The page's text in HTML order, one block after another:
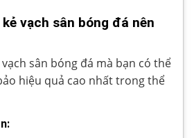
vạch sân bóng đá nên
sân bóng đá mà bạn có thể
hiệu quả cao nhất trong thể